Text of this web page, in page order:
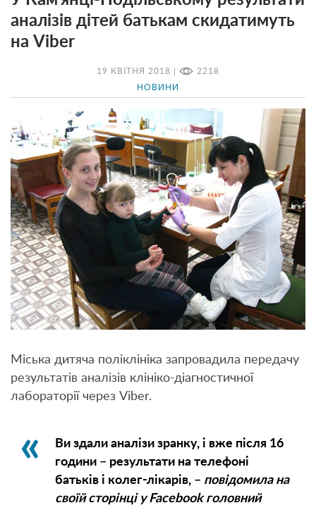
19 КВІТНЯ 2018 | 2218
НОВИНИ
аналізів дітей батькам скидатимуть
на Viber
Міська дитяча поліклініка запровадила передачу
результатів аналізів клініко-діагностичної
лабораторії через Viber.
Ви здали аналізи зранку, і вже після 16
години – результати на телефоні
батьків і колег-лікарів, – повідомила на
своїй сторінці у Facebook головний